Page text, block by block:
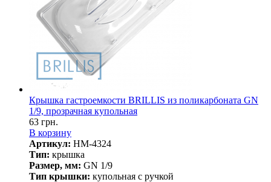
Крышка гастроемкости BRILLIS из поликарбоната GN
1/9, прозрачная купольная
63 грн.
В корзину
Артикул: HM-4324
Тип: крышка
Размер, мм: GN 1/9
Тип крышки: купольная с ручкой